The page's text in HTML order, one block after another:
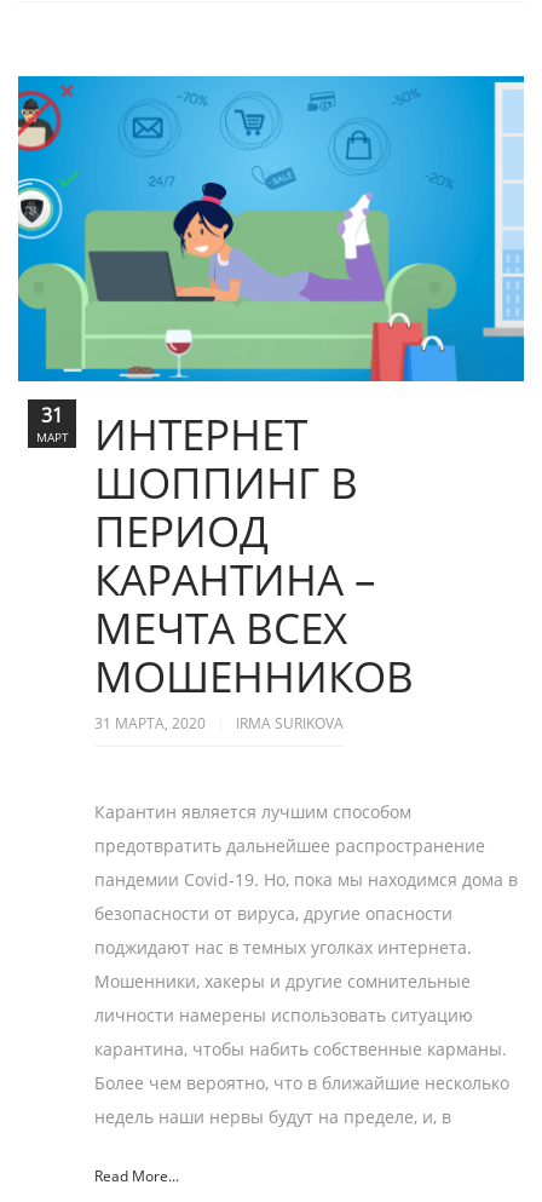
ИНТЕРНЕТ
ШОППИНГ В
ПЕРИОД
КАРАНТИНА –
МЕЧТА ВСЕХ
МОШЕННИКОВ
31 МАРТА, 2020 IRMA SURIKOVA
Карантин является лучшим способом
предотвратить дальнейшее распространение
пандемии Covid-19. Но, пока мы находимся дома в
безопасности от вируса, другие опасности
поджидают нас в темных уголках интернета.
Мошенники, хакеры и другие сомнительные
личности намерены использовать ситуацию
карантина, чтобы набить собственные карманы.
Более чем вероятно, что в ближайшие несколько
недель наши нервы будут на пределе, и, в
Read More...
31
МАРТ